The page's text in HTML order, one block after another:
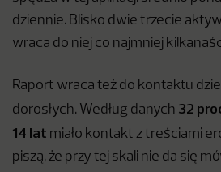
dziennie. Blisko dwie trzecie
wraca do niej co najmniej
Raport wraca też do kontaktu
dorosłych. Według danych 32
14 lat miało kontakt z treściami
piszą, że przy tej skali nie da się